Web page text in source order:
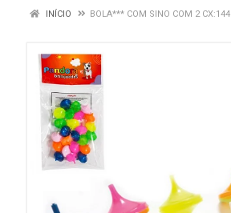
INÍCIO BOLA*** COM SINO COM 2 CX:144